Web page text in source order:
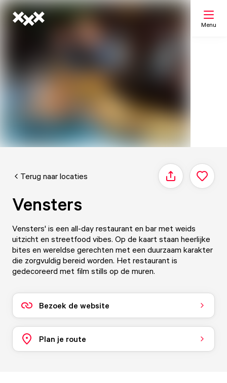
Menu
Terug naar locaties Delen
Vensters
Vensters' is een all-day restaurant en bar met weids
uitzicht en streetfood vibes. Op de kaart staan heerlijke
bites en wereldse gerechten met een duurzaam karakter
die zorgvuldig bereid worden. Het restaurant is
gedecoreerd met film stills op de muren.
Bezoek de website
Plan je route